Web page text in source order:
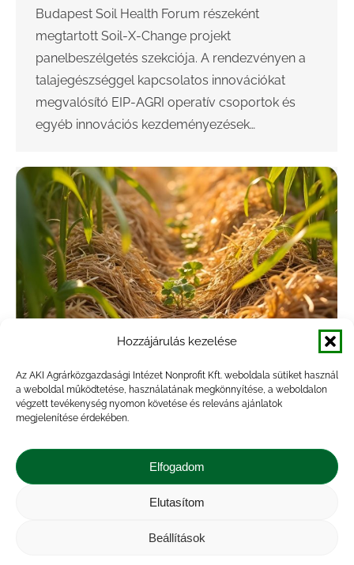
Hozzájárulás kezelése
Az AKI Agrárközgazdasági Intézet Nonprofit Kft. weboldala sütiket használ
a weboldal működtetése, használatának megkönnyítése, a weboldalon
végzett tevékenység nyomon követése és releváns ajánlatok
megjelenítése érdekében.
Elfogadom
Elutasítom
Beállítások
Budapest Soil Health Forum részeként
megtartott Soil-X-Change projekt
panelbeszélgetés szekciója. A rendezvényen a
talajegészséggel kapcsolatos innovációkat
megvalósító EIP-AGRI operatív csoportok és
egyéb innovációs kezdeményezések…
Utolsó helyek! Panelbeszélgetések a
regeneratív innovációs partnerségekről
2024. december 4-én
Hírek,Innováció,Projekt,Rendezvény Byveresa
Hogyan lesz egy ötletből innováció? Mit jelent
Milyen szerepe lehet ezeknek az